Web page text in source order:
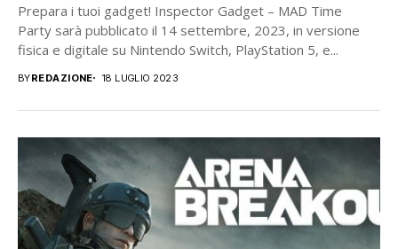
Prepara i tuoi gadget! Inspector Gadget – MAD Time
Party sarà pubblicato il 14 settembre, 2023, in versione
fisica e digitale su Nintendo Switch, PlayStation 5, e...
BYREDAZIONE 18 LUGLIO 2023